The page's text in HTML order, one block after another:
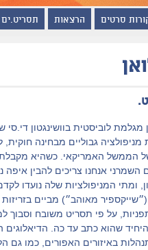
סרטים הרצאות תסריט.ים
מגלמת לוביסטית בוושינגטון די.סי
גבוליים מבחינה חוקית,
הממשל האמריקאי. כשהיא מקבלת
השמרני אנחנו צריכים להבין
ומתי המניפולציות שלה נועדו
(״שייקספיר מאוהב״) מביים
על פי תסריט משובח וסבוך
שהוא כתב עד כה. הדיאלוגים
באיזורים האפורים, כמו גם